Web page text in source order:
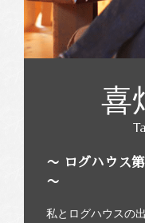
喜
〜 ログハウス
〜
私とログハウスの